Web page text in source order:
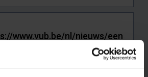
URL van de pagina waar je de fout zag.